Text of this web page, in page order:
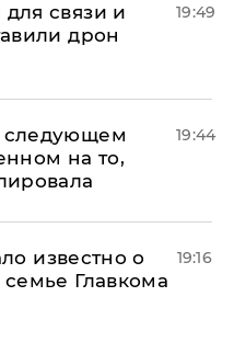
связи и
дрон
19:49
следующем
на то,
19:44
известно о
Главкома
19:16